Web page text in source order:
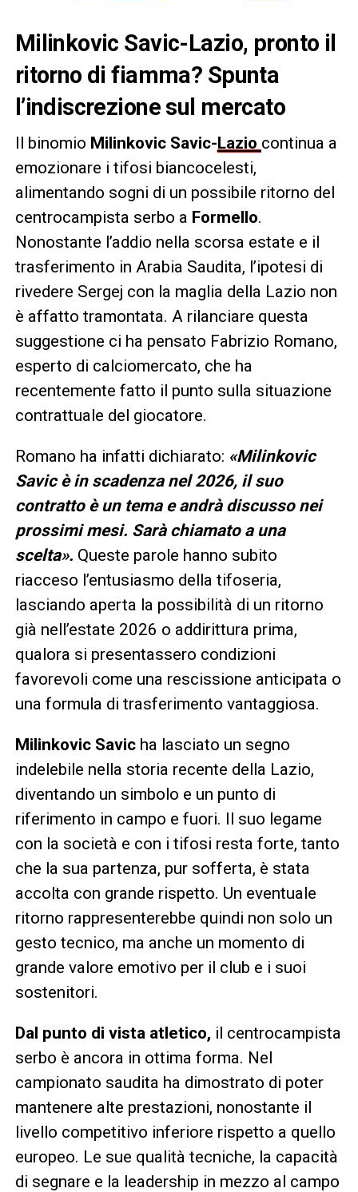
Milinkovic Savic-Lazio, pronto il
ritorno di fiamma? Spunta
l’indiscrezione sul mercato
Il binomio Milinkovic Savic-Lazio continua a
emozionare i tifosi biancocelesti,
alimentando sogni di un possibile ritorno del
centrocampista serbo a Formello.
Nonostante l’addio nella scorsa estate e il
trasferimento in Arabia Saudita, l’ipotesi di
rivedere Sergej con la maglia della Lazio non
è affatto tramontata. A rilanciare questa
suggestione ci ha pensato Fabrizio Romano,
esperto di calciomercato, che ha
recentemente fatto il punto sulla situazione
contrattuale del giocatore.
Romano ha infatti dichiarato: «Milinkovic
Savic è in scadenza nel 2026, il suo
contratto è un tema e andrà discusso nei
prossimi mesi. Sarà chiamato a una
scelta». Queste parole hanno subito
riacceso l’entusiasmo della tifoseria,
lasciando aperta la possibilità di un ritorno
già nell’estate 2026 o addirittura prima,
qualora si presentassero condizioni
favorevoli come una rescissione anticipata o
una formula di trasferimento vantaggiosa.
Milinkovic Savicha lasciato un segno
indelebile nella storia recente della Lazio,
diventando un simbolo e un punto di
riferimento in campo e fuori. Il suo legame
con la società e con i tifosi resta forte, tanto
che la sua partenza, pur sofferta, è stata
accolta con grande rispetto. Un eventuale
ritorno rappresenterebbe quindi non solo un
gesto tecnico, ma anche un momento di
grande valore emotivo per il club e i suoi
sostenitori.
Dal punto di vista atletico, il centrocampista
serbo è ancora in ottima forma. Nel
campionato saudita ha dimostrato di poter
mantenere alte prestazioni, nonostante il
livello competitivo inferiore rispetto a quello
europeo. Le sue qualità tecniche, la capacità
di segnare e la leadership in mezzo al campo